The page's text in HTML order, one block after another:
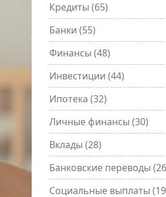
Кредиты (65)
Банки (55)
Финансы (48)
Инвестиции (44)
Ипотека (32)
Личные финансы (30)
Вклады (28)
Банковские переводы
Социальные выплаты